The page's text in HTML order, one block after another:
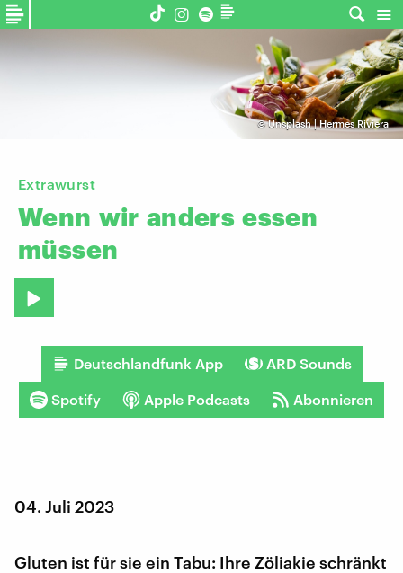
©Unsplash | Hermes Riviera
Extrawurst
Wenn wir anders essen
müssen
Deutschlandfunk App ARD Sounds
Spotify Apple Podcasts Abonnieren
04. Juli 2023
Gluten ist für sie ein Tabu: Ihre Zöliakie schränkt